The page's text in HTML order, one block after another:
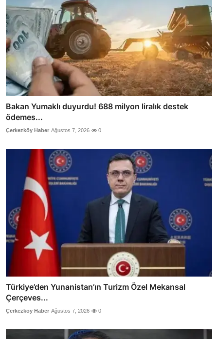
Bakan Yumaklı duyurdu! 688 milyon liralık destek
ödemes...
Çerkezköy Haber Ağustos 7, 2026 0
Türkiye’den Yunanistan’ın Turizm Özel Mekansal
Çerçeves...
Çerkezköy Haber Ağustos 7, 2026 0